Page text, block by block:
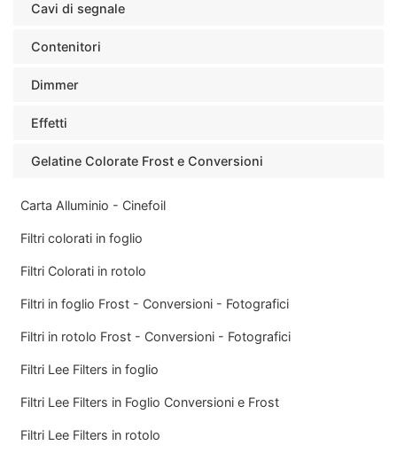
Cavi di segnale
Contenitori
Dimmer
Effetti
Gelatine Colorate Frost e Conversioni
Carta Alluminio - Cinefoil
Filtri colorati in foglio
Filtri Colorati in rotolo
Filtri in foglio Frost - Conversioni - Fotografici
Filtri in rotolo Frost - Conversioni - Fotografici
Filtri Lee Filters in foglio
Filtri Lee Filters in Foglio Conversioni e Frost
Filtri Lee Filters in rotolo